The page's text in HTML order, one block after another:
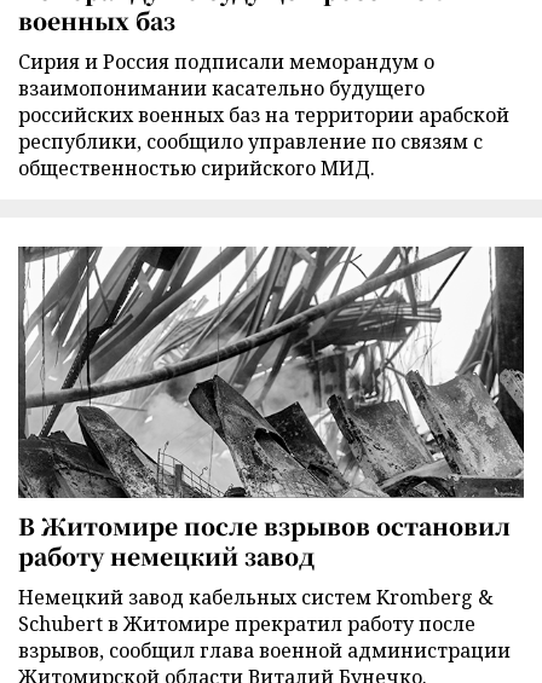
военных баз
Сирия и Россия подписали меморандум о
взаимопонимании касательно будущего
российских военных баз на территории арабской
республики, сообщило управление по связям с
общественностью сирийского МИД.
В Житомире после взрывов остановил
работу немецкий завод
Немецкий завод кабельных систем Kromberg &
Schubert в Житомире прекратил работу после
взрывов, сообщил глава военной администрации
Житомирской области Виталий Бунечко.